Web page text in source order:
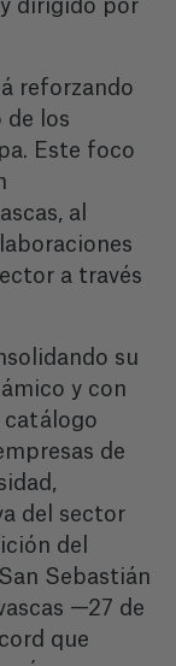
y dirigido por
reforzando
de los
Este foco
al
a través
su
y con
catálogo
de
del sector
del
Sebastián
—27 de
que